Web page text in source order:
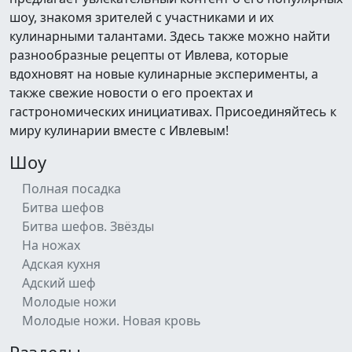
шоу, знакомя зрителей с участниками и их
кулинарными талантами. Здесь также можно найти
разнообразные рецепты от Ивлева, которые
вдохновят на новые кулинарные эксперименты, а
также свежие новости о его проектах и
гастрономических инициативах. Присоединяйтесь к
миру кулинарии вместе с Ивлевым!
Шоу
Полная посадка
Битва шефов
Битва шефов. Звёзды
На ножах
Адская кухня
Адский шеф
Молодые ножи
Молодые ножи. Новая кровь